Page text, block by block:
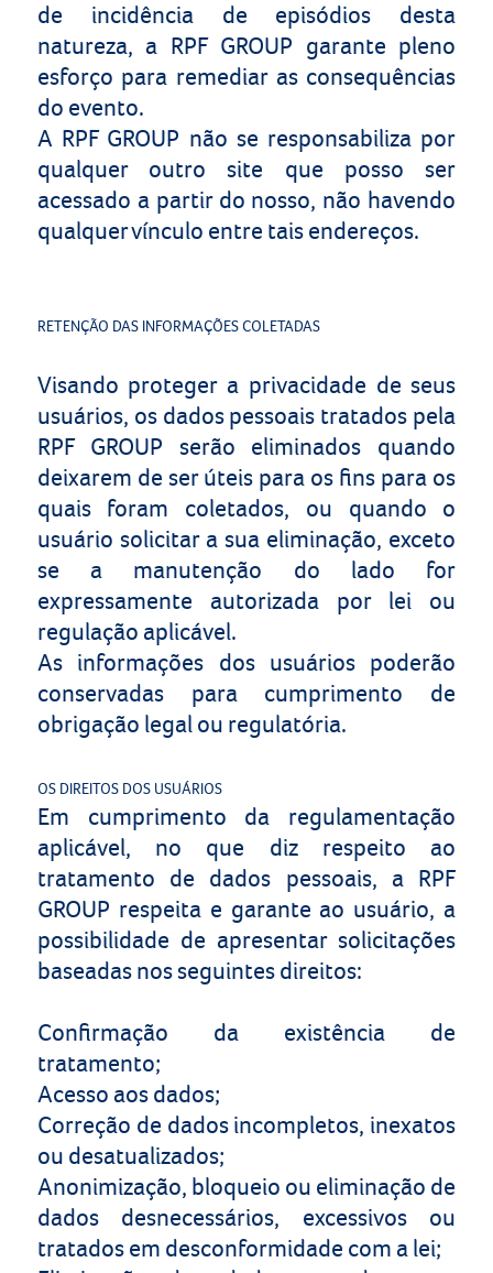
de incidência de episódios desta
natureza, a RPF GROUP garante pleno
esforço para remediar as consequências
do evento.
A RPF GROUP não se responsabiliza por
qualquer outro site que posso ser
acessado a partir do nosso, não havendo
qualquer vínculo entre tais endereços.
RETENÇÃO DAS INFORMAÇÕES COLETADAS
Visando proteger a privacidade de seus
usuários, os dados pessoais tratados pela
RPF GROUP serão eliminados quando
deixarem de ser úteis para os fins para os
quais foram coletados, ou quando o
usuário solicitar a sua eliminação, exceto
se a manutenção do lado for
expressamente autorizada por lei ou
regulação aplicável.
As informações dos usuários poderão
conservadas para cumprimento de
obrigação legal ou regulatória.
OS DIREITOS DOS USUÁRIOS
Em cumprimento da regulamentação
aplicável, no que diz respeito ao
tratamento de dados pessoais, a RPF
GROUP respeita e garante ao usuário, a
possibilidade de apresentar solicitações
baseadas nos seguintes direitos:
Confirmação da existência de
tratamento;
Acesso aos dados;
Correção de dados incompletos, inexatos
ou desatualizados;
Anonimização, bloqueio ou eliminação de
dados desnecessários, excessivos ou
tratados em desconformidade com a lei;